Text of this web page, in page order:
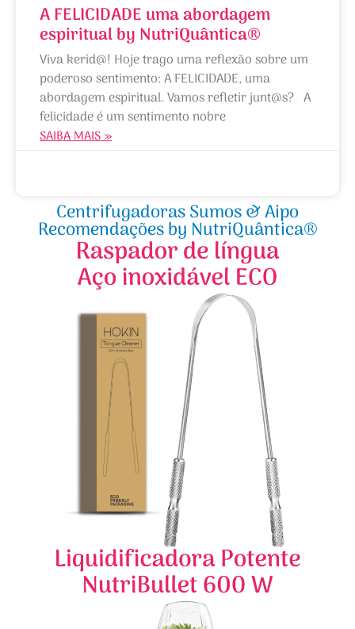
A FELICIDADE uma abordagem
espiritual by NutriQuântica®
Viva kerid@! Hoje trago uma reflexão sobre um
poderoso sentimento: A FELICIDADE, uma
abordagem espiritual. Vamos refletir junt@s? A
felicidade é um sentimento nobre
SAIBA MAIS »
Centrifugadoras Sumos & Aipo
Recomendações by NutriQuântica®